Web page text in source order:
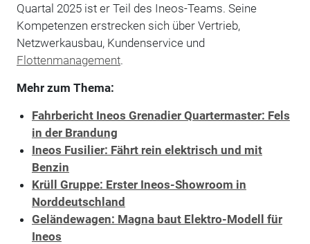
Quartal 2025 ist er Teil des Ineos-Teams. Seine
Kompetenzen erstrecken sich über Vertrieb,
Netzwerkausbau, Kundenservice und
Flottenmanagement.
Mehr zum Thema:
Fahrbericht Ineos Grenadier Quartermaster: Fels
in der Brandung
Ineos Fusilier: Fährt rein elektrisch und mit
Benzin
Krüll Gruppe: Erster Ineos-Showroom in
Norddeutschland
Geländewagen: Magna baut Elektro-Modell für
Ineos